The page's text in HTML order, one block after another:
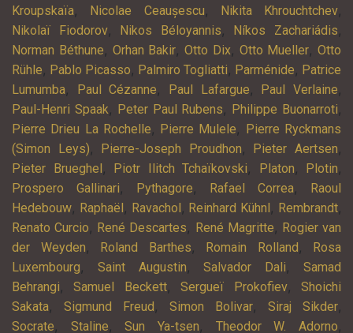
Kroupskaïa, Nicolae Ceaușescu, Nikita Khrouchtchev,
Nikolaï Fiodorov, Nikos Béloyannis, Níkos Zachariádis,
Norman Béthune, Orhan Bakir, Otto Dix, Otto Mueller, Otto
Rühle, Pablo Picasso, Palmiro Togliatti, Parménide, Patrice
Lumumba, Paul Cézanne, Paul Lafargue, Paul Verlaine,
Paul-Henri Spaak, Peter Paul Rubens, Philippe Buonarroti,
Pierre Drieu La Rochelle, Pierre Mulele,
Pierre Ryckmans
(Simon Leys), Pierre-Joseph Proudhon, Pieter Aertsen,
Pieter Brueghel , Piotr Ilitch Tchaïkovski, Platon, Plotin,
Prospero Gallinari, Pythagore, Rafael Correa,
Raoul
Hedebouw, Raphaël , Ravachol , Reinhard Kühnl , Rembrandt,
Renato Curcio, René Descartes, René Magritte, Rogier van
der Weyden, Roland Barthes, Romain Rolland ,
Rosa
Luxembourg, Saint Augustin,Salvador Dali,Samad
Behrangi,Samuel Beckett,Sergueï Prokofiev,Shoichi
Sakata, Sigmund Freud , Simon Bolivar, Siraj Sikder,
Socrate, Staline,Sun Ya-tsen, Theodor W. Adorno,